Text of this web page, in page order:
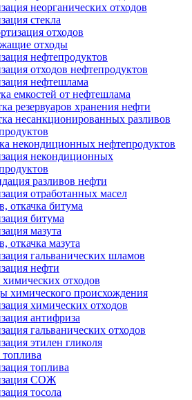
неорганических отходов
стекла
отходов
отходы
нефтепродуктов
отходов нефтепродуктов
нефтешлама
емкостей от нефтешлама
резервуаров хранения нефти
несанкционированных разливов
некондиционных нефтепродуктов
некондиционных
разливов нефти
отработанных масел
откачка битума
битума
мазута
откачка мазута
гальванических шламов
нефти
отходов
химического происхождения
химических отходов
антифриза
гальванических отходов
этилен гликоля
топлива
СОЖ
тосола